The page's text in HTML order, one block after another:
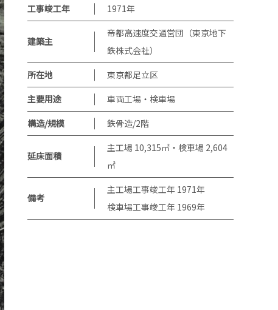
工事竣工年 1971年
建築主
帝都高速度交通営団（東京地下
鉄株式会社）
所在地
東京都足立区
主要用途
車両工場・検車場
構造/規模
鉄骨造/2階
延床面積
主工場 10,315㎡・検車場 2,604
㎡
備考
主工場工事竣工年 1971年
検車場工事竣工年 1969年